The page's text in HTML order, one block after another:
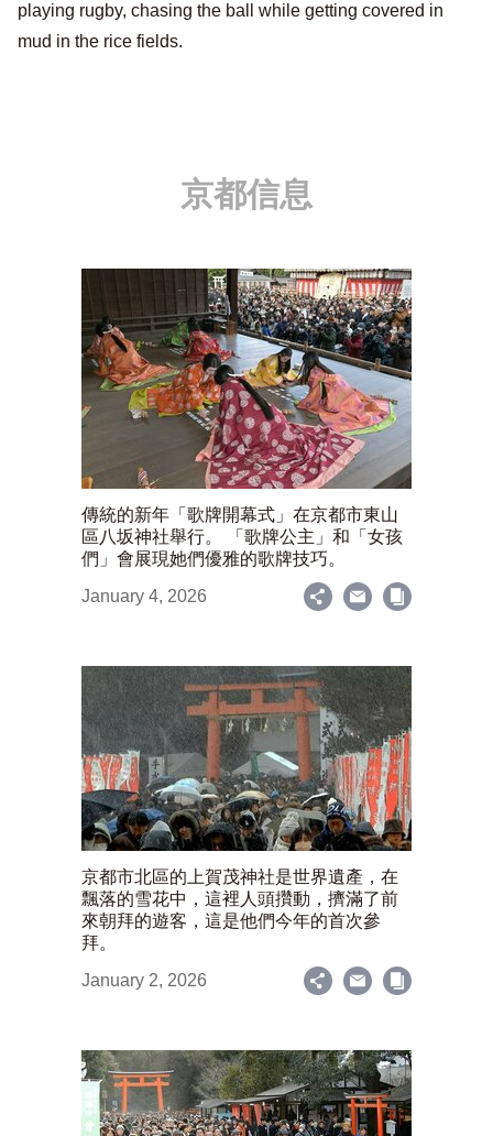
playing rugby, chasing the ball while getting covered in
mud in the rice fields.
京都信息
傳統的新年「歌牌開幕式」在京都市東山
區八坂神社舉行。 「歌牌公主」和「女孩
們」會展現她們優雅的歌牌技巧。
January 4, 2026
京都市北區的上賀茂神社是世界遺產，在
飄落的雪花中，這裡人頭攢動，擠滿了前
來朝拜的遊客，這是他們今年的首次參
拜。
January 2, 2026